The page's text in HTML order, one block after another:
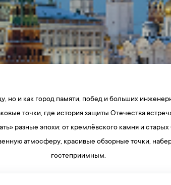
но и как город памяти, побед и больших
точки, где история защиты Отечества
разные эпохи: от кремлёвского камня и
атмосферу, красивые обзорные точки,
гостеприимным.